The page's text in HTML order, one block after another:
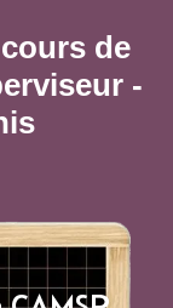
de
-